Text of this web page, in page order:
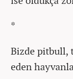
*
Bizde pitbull,
eden